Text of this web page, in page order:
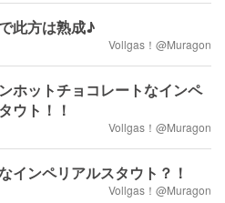
此方は熟成♪
Vollgas！@Muragon
ホットチョコレートなインペ
ウト！！
Vollgas！@Muragon
インペリアルスタウト？！
Vollgas！@Muragon